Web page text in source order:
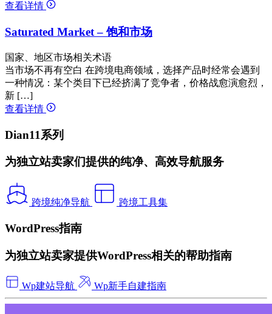
查看详情
Saturated Market – 饱和市场
国家、地区市场相关术语
当市场不再有空白 在跨境电商领域，选择产品时经常会遇到
一种情况：某个类目下已经挤满了竞争者，价格战愈演愈烈，
新 […]
查看详情
Dian11系列
为独立站卖家们提供的纯净、高效导航服务
跨境纯净导航 跨境工具集
WordPress指南
为独立站卖家提供WordPress相关的帮助指南
Wp建站导航 Wp新手自建指南